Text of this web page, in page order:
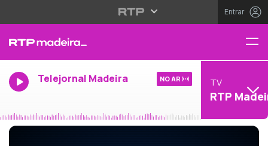
Entrar
Telejornal Madeira NO AR TV
RTP